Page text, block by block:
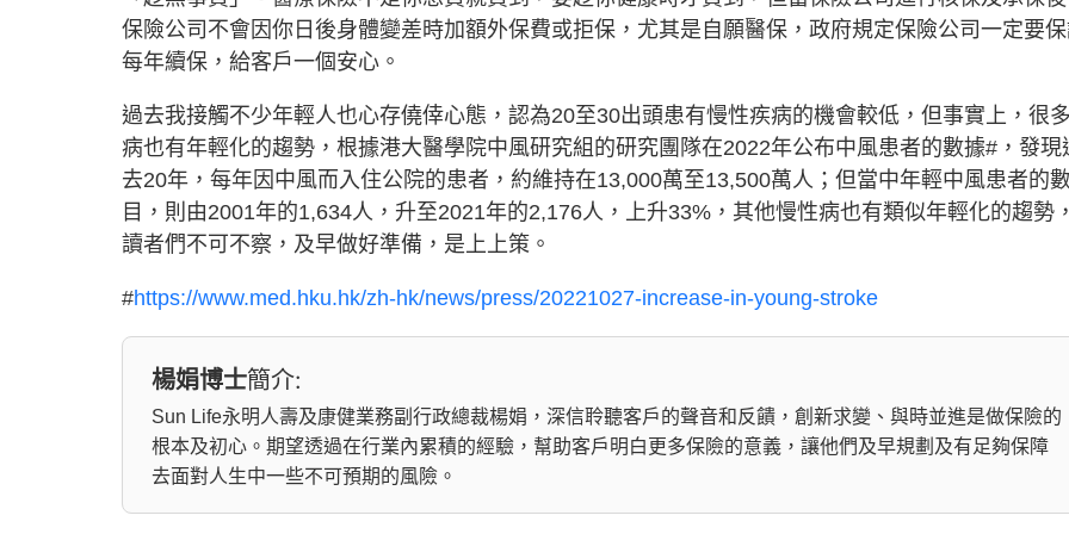
保險公司不會因你日後身體變差時加額外保費或拒保，尤其是自願醫保，政府規定保險公司一定要
每年續保，給客戶一個安心。
過去我接觸不少年輕人也心存僥倖心態，認為20至30出頭患有慢性疾病的機會較低，但事實上，很
病也有年輕化的趨勢，根據港大醫學院中風研究組的研究團隊在2022年公布中風患者的數據#，發現
去20年，每年因中風而入住公院的患者，約維持在13,000萬至13,500萬人；但當中年輕中風患者的
目，則由2001年的1,634人，升至2021年的2,176人，上升33%，其他慢性病也有類似年輕化的趨勢，
讀者們不可不察，及早做好準備，是上上策。
#https://www.med.hku.hk/zh-hk/news/press/20221027-increase-in-young-stroke
楊娟博士簡介:
Sun Life永明人壽及康健業務副行政總裁楊娟，深信聆聽客戶的聲音和反饋，創新求變、與時並進是做保險的
根本及初心。期望透過在行業內累積的經驗，幫助客戶明白更多保險的意義，讓他們及早規劃及有足夠保障
去面對人生中一些不可預期的風險。